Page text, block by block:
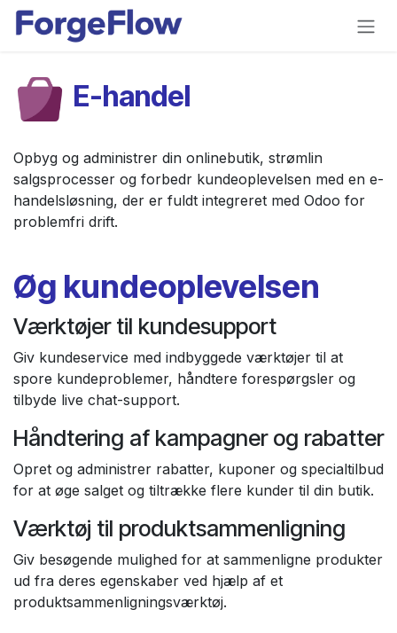
Gå til indhold
E-handel
Opbyg og administrer din onlinebutik, strømlin
salgsprocesser og forbedr kundeoplevelsen med en e-
handelsløsning, der er fuldt integreret med Odoo for
problemfri drift.
Øg kundeoplevelsen
Værktøjer til kundesupport
Giv kundeservice med indbyggede værktøjer til at
spore kundeproblemer, håndtere forespørgsler og
tilbyde live chat-support.
Håndtering af kampagner og rabatter
Opret og administrer rabatter, kuponer og specialtilbud
for at øge salget og tiltrække flere kunder til din butik.
Værktøj til produktsammenligning
Giv besøgende mulighed for at sammenligne produkter
ud fra deres egenskaber ved hjælp af et
produktsammenligningsværktøj.